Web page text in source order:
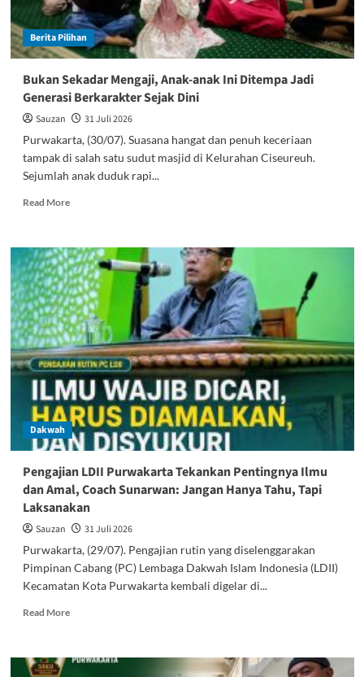
Berita Pilihan
Bukan Sekadar Mengaji, Anak-anak Ini Ditempa Jadi
Generasi Berkarakter Sejak Dini
Sauzan
31 Juli 2026
Purwakarta, (30/07). Suasana hangat dan penuh keceriaan
tampak di salah satu sudut masjid di Kelurahan Ciseureuh.
Sejumlah anak duduk rapi...
Read MoreRead
Bukan
Sekadar
Mengaji,
Anak-
anak
Ini
Ditempa
Jadi
Generasi
Berkarakter
Sejak
Dini
Dakwah
Pengajian LDII Purwakarta Tekankan Pentingnya Ilmu
dan Amal, Coach Sunarwan: Jangan Hanya Tahu, Tapi
Laksanakan
Sauzan
31 Juli 2026
Purwakarta, (29/07). Pengajian rutin yang diselenggarakan
Pimpinan Cabang (PC) Lembaga Dakwah Islam Indonesia (LDII)
Kecamatan Kota Purwakarta kembali digelar di...
Read MoreRead
Pengajian